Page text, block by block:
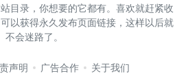
目录，你想要的它都有。喜欢就赶紧收
以获得永久发布页面链接，这样以后就
不会迷路了。
声明 广告合作 关于我们